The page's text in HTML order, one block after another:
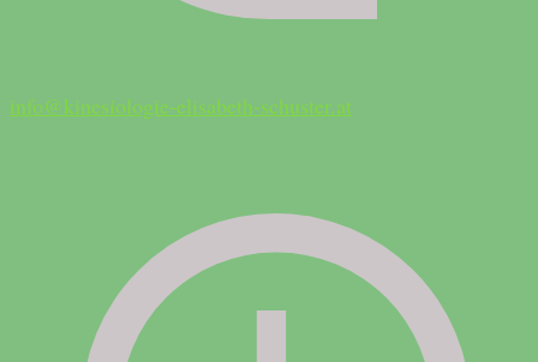
info@kinesiologie-elisabeth-schuster.at